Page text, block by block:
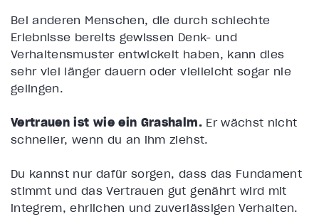
Bei anderen Menschen, die durch schlechte
Erlebnisse bereits gewissen Denk- und
Verhaltensmuster entwickelt haben, kann dies
sehr viel länger dauern oder vielleicht sogar nie
gelingen.
Vertrauen ist wie ein Grashalm.Er wächst nicht
schneller, wenn du an ihm ziehst.
Du kannst nur dafür sorgen, dass das Fundament
stimmt und das Vertrauen gut genährt wird mit
integrem, ehrlichen und zuverlässigen Verhalten.